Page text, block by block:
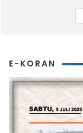
E-KORAN